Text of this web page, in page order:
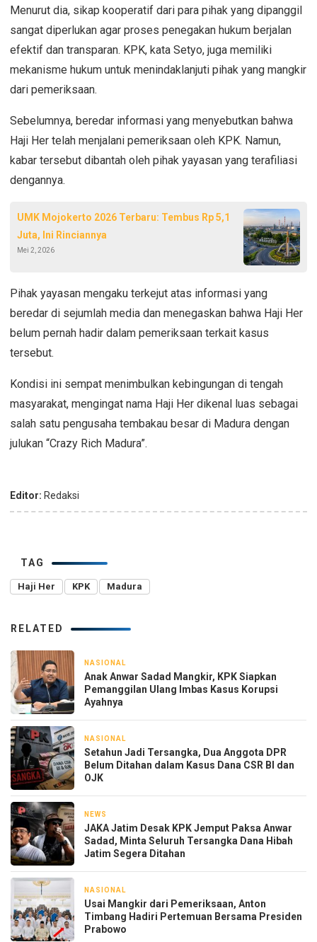
Menurut dia, sikap kooperatif dari para pihak yang dipanggil
sangat diperlukan agar proses penegakan hukum berjalan
efektif dan transparan. KPK, kata Setyo, juga memiliki
mekanisme hukum untuk menindaklanjuti pihak yang mangkir
dari pemeriksaan.
Sebelumnya, beredar informasi yang menyebutkan bahwa
Haji Her telah menjalani pemeriksaan oleh KPK. Namun,
kabar tersebut dibantah oleh pihak yayasan yang terafiliasi
dengannya.
UMK Mojokerto 2026 Terbaru: Tembus Rp 5,1
Juta, Ini Rinciannya
Mei 2, 2026
Pihak yayasan mengaku terkejut atas informasi yang
beredar di sejumlah media dan menegaskan bahwa Haji Her
belum pernah hadir dalam pemeriksaan terkait kasus
tersebut.
Kondisi ini sempat menimbulkan kebingungan di tengah
masyarakat, mengingat nama Haji Her dikenal luas sebagai
salah satu pengusaha tembakau besar di Madura dengan
julukan “Crazy Rich Madura”.
Editor: Redaksi
TAG
Haji Her KPK Madura
RELATED
NASIONAL
Anak Anwar Sadad Mangkir, KPK Siapkan
Pemanggilan Ulang Imbas Kasus Korupsi
Ayahnya
NASIONAL
Setahun Jadi Tersangka, Dua Anggota DPR
Belum Ditahan dalam Kasus Dana CSR BI dan
OJK
NEWS
JAKA Jatim Desak KPK Jemput Paksa Anwar
Sadad, Minta Seluruh Tersangka Dana Hibah
Jatim Segera Ditahan
NASIONAL
Usai Mangkir dari Pemeriksaan, Anton
Timbang Hadiri Pertemuan Bersama Presiden
Prabowo